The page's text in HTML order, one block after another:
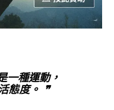
一種運動，
態度。 ❞